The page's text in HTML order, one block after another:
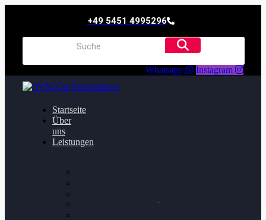
+49 5451 4995296
Whatsapp Instagram
Startseite
Über
uns
Leistungen
Getriebeoptimierung